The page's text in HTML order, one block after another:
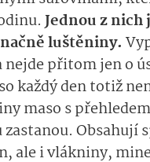
Jednou z nich
luštěniny.
nejde přitom jen o
každý den totiž
maso s
Obsahují
ale i vlákniny,